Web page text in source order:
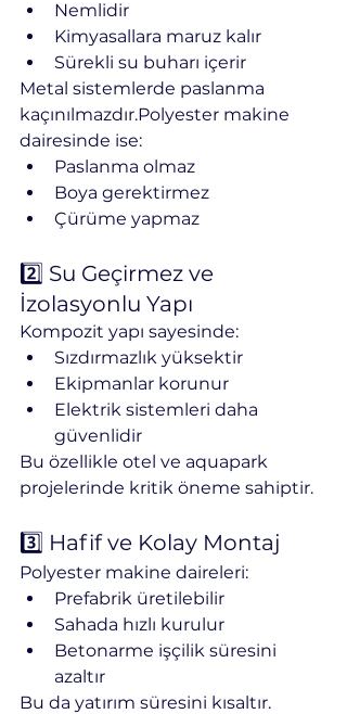
Nemlidir
Kimyasallara maruz kalır
Sürekli su buharı içerir
Metal sistemlerde paslanma
kaçınılmazdır.Polyester makine
dairesinde ise:
Paslanma olmaz
Boya gerektirmez
Çürüme yapmaz
2️⃣ Su Geçirmez ve
İzolasyonlu Yapı
Kompozit yapı sayesinde:
Sızdırmazlık yüksektir
Ekipmanlar korunur
Elektrik sistemleri daha
güvenlidir
Bu özellikle otel ve aquapark
projelerinde kritik öneme sahiptir.
3️⃣ Hafif ve Kolay Montaj
Polyester makine daireleri:
Prefabrik üretilebilir
Sahada hızlı kurulur
Betonarme işçilik süresini
azaltır
Bu da yatırım süresini kısaltır.